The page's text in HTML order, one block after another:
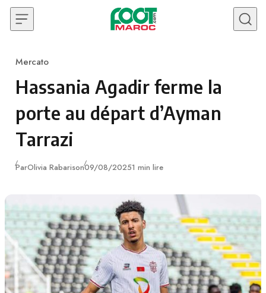
Skip to content
Category
Mercato
Hassania Agadir ferme la
porte au départ d’Ayman
Tarrazi
ParOlivia RabarisonPublié
09/08/20251 min lire